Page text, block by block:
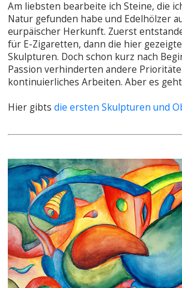
Am liebsten bearbeite ich Steine, die
Natur gefunden habe und Edelhölzer
eurpäischer Herkunft. Zuerst
für E-Zigaretten, dann die hier
Skulpturen. Doch schon kurz nach
Passion verhinderten andere
kontinuierliches Arbeiten. Aber es
Hier gibtsdie ersten Skulpturen und